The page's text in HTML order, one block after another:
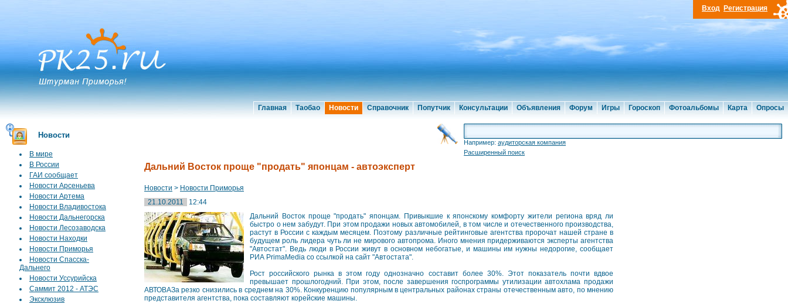
Главная Таобао Новости Справочник Попутчик Консультации Объявления Форум Игры Гороскоп Фотоальбомы Карта Опросы
Вход Регистрация
Новости
В мире
В России
ГАИ сообщает
Новости Арсеньева
Новости Артема
Новости Владивостока
Новости Дальнегорска
Новости Лесозаводска
Новости Находки
Новости Приморья
Новости Спасска-
Дальнего
Новости Уссурийска
Саммит 2012 - АТЭС
Эксклюзив
Например: аудиторская компания
Расширенный поиск
Дальний Восток проще "продать" японцам - автоэксперт
Новости > Новости Приморья
21.10.2011
12:44
Дальний Восток проще "продать" японцам. Привыкшие к японскому комфорту жители региона вряд ли
быстро о нем забудут. При этом продажи новых автомобилей, в том числе и отечественного производства,
растут в России с каждым месяцем. Поэтому различные рейтинговые агентства пророчат нашей стране в
будущем роль лидера чуть ли не мирового автопрома. Иного мнения придерживаются эксперты агентства
"Автостат". Ведь люди в России живут в основном небогатые, и машины им нужны недорогие, сообщает
РИА PrimaMedia со ссылкой на сайт "Автостата".
Рост российского рынка в этом году однозначно составит более 30%. Этот показатель почти вдвое
превышает прошлогодний. При этом, после завершения госпрограммы утилизации автохлама продажи
АВТОВАЗа резко снизились в среднем на 30%. Конкуренцию популярным в центральных районах страны отечественным авто, по мнению
представителя агентства, пока составляют корейские машины.